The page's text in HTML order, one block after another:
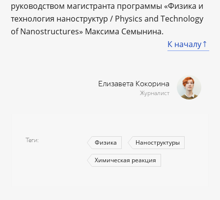
руководством магистранта программы «Физика и
технология наноструктур / Physics and Technology
of Nanostructures» Максима Семынина.
К началу
Елизавета Кокорина
Журналист
Теги Физика Наноструктуры
Химическая реакция